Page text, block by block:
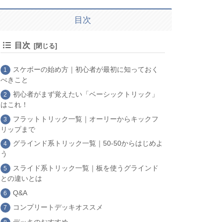
目次
目次
スケボーの始め方｜初心者が最初に知っておく
べきこと
初心者がまず覚えたい「ベーシックトリック」
はこれ！
フラットトリック一覧｜オーリーからキックフ
リップまで
グラインド系トリック一覧｜50-50からはじめよ
う
スライド系トリック一覧｜板を使うグラインド
との違いとは
Q&A
コンプリートデッキオススメ